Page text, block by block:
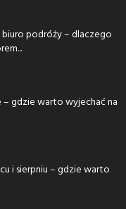
podróży – dlaczego
gdzie warto wyjechać na
i sierpniu – gdzie warto